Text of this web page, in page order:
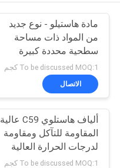
منتجات
أشرطة
فيديو
عرض
الواقع
الافتراضي
مادة هاستيلو - نوع جديد
من المواد ذات مساحة
سطحية محددة كبيرة
ومقاومة قوية للتآكل
To be discussed MOQ:1 كجم
الاتصال
ألياف هاستلوي C59 عالية
المقاومة للتآكل ومقاومة
لدرجات الحرارة العالية
To be discussed MOQ:1 كجم